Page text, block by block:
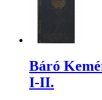
Báró
I-II.